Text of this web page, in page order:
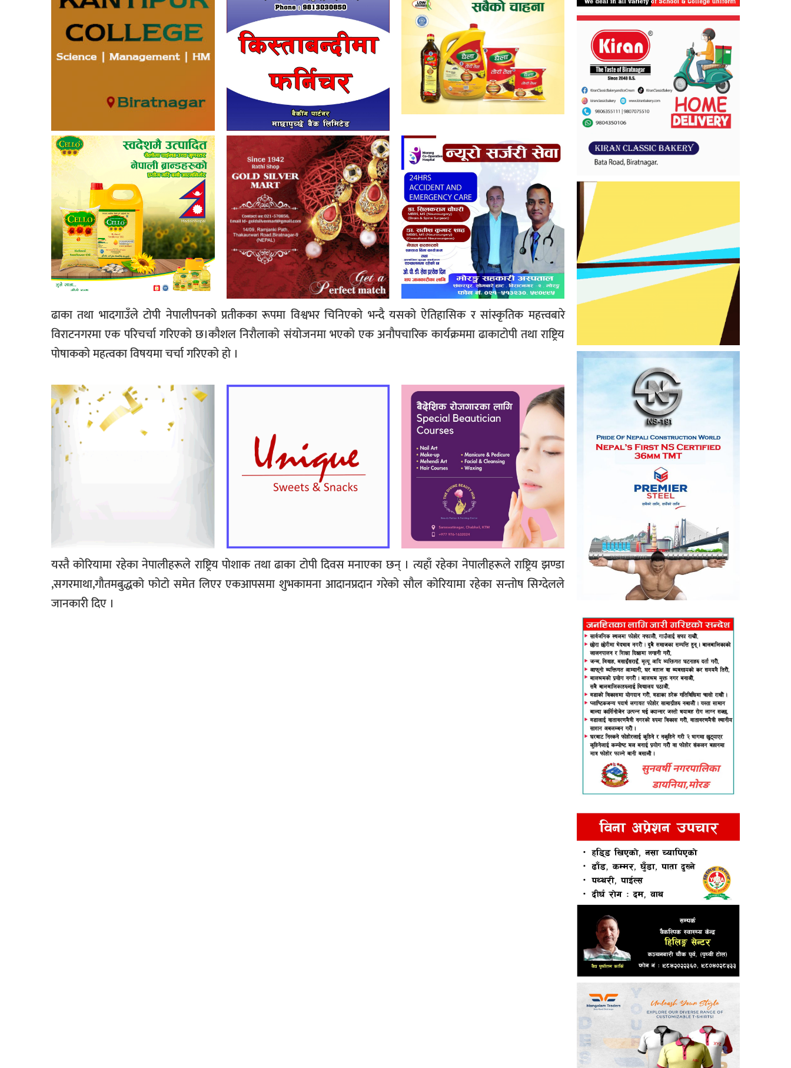
ढाका तथा भादगाउँले टोपी नेपालीपनको प्रतीकका रूपमा विश्वभर चिनिएको भन्दै यसको ऐतिहासिक र सांस्कृतिक महत्त्वबारे
विराटनगरमा एक परिचर्चा गरिएको छ।कौशल निरौलाको संयोजनमा भएको एक अनौपचारिक कार्यक्रममा ढाकाटोपी तथा राष्ट्रिय
पोषाकको महत्वका विषयमा चर्चा गरिएको हो ।
यस्तै कोरियामा रहेका नेपालीहरूले राष्ट्रिय पोशाक तथा ढाका टोपी दिवस मनाएका छन् । त्यहाँ रहेका नेपालीहरूले राष्ट्रिय झण्डा
,सगरमाथा,गौतमबुद्धको फोटो समेत लिएर एकआपसमा शुभकामना आदानप्रदान गरेको सौल कोरियामा रहेका सन्तोष सिग्देलले
जानकारी दिए ।